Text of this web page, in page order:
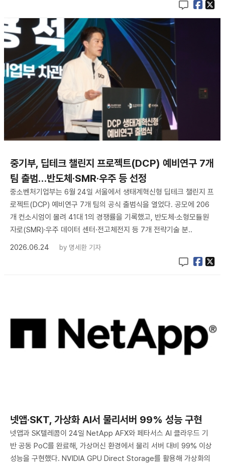
중기부, 딥테크 챌린지 프로젝트(DCP) 예비연구 7개
팀 출범…반도체·SMR·우주 등 선정
중소벤처기업부는 6월 24일 서울에서 생태계혁신형 딥테크 챌린지 프
로젝트(DCP) 예비연구 7개 팀의 공식 출범식을 열었다. 공모에 206
개 컨소시엄이 몰려 41대 1의 경쟁률을 기록했고, 반도체·소형모듈원
자로(SMR)·우주 데이터 센터·전고체전지 등 7개 전략기술 분..
2026.06.24
by 명세환 기자
넷앱·SKT, 가상화 AI서 물리서버 99% 성능 구현
넷앱과 SK텔레콤이 24일 NetApp AFX와 페타서스 AI 클라우드 기
반 공동 PoC를 완료해, 가상머신 환경에서 물리 서버 대비 99% 이상
성능을 구현했다. NVIDIA GPU Direct Storage를 활용해 가상화의